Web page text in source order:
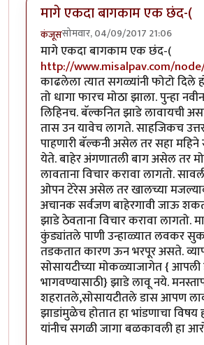
मागे एकदा बागकाम एक छंद-(
कंजूससोमवार, 04/09/2017 21:06
मागे एकदा बागकाम एक छंद-(
http://www.misalpav.com/
काढलेला त्यात सगळ्यांनी फोटो दिले
तो धागा फारच मोठा झाला. पुन्हा
लिहिनच. बॅल्कनित झाडे लावायची
तास उन यावेच लागते. साहजिकच
पाहणारी बॅल्कनी असेल तर सहा
येते. बाहेर अंगणातली बाग असेल तर
लावताना विचार करावा लागतो.
ओपन टेरेस असेल तर खालच्या
अचानक सर्वजण बाहेरगावी जाऊ
झाडे ठेवताना विचार करावा लागतो.
कुंड्यांतले पाणी उन्हाळ्यात लवकर
तडकतात कारण ऊन भरपूर असते.
सोसायटीच्या मोकळ्याजागेत { आपली
भागवण्यासाठी} झाडे लावू नये.
शहरातले,सोसायटीतले डास आपण
झाडांमुळेच होतात हा भांडणाचा विषय
यांनीच सगळी जागा बळकावली हा